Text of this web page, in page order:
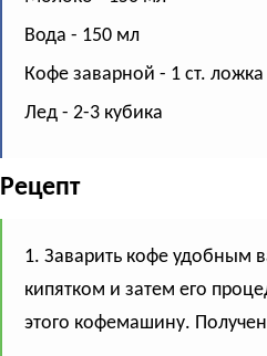
Вода - 150 мл
Кофе заварной - 1 ст. ложка
Лед - 2-3 кубика
Рецепт
1. Заварить кофе удобным
кипятком и затем его
этого кофемашину.